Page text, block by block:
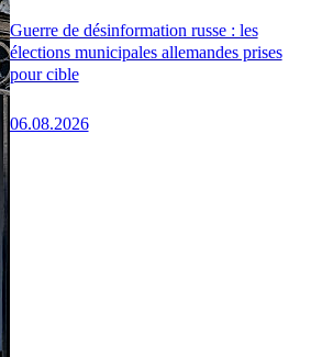
Guerre de désinformation russe : les
élections municipales allemandes prises
pour cible
06.08.2026